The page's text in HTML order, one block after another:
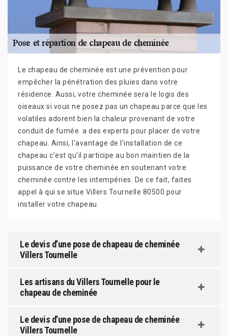
Le chapeau de cheminée est une prévention pour
empêcher la pénétration des pluies dans votre
résidence. Aussi, votre cheminée sera le logis des
oiseaux si vous ne posez pas un chapeau parce que les
volatiles adorent bien la chaleur provenant de votre
conduit de fumée. a des experts pour placer de votre
chapeau. Ainsi, l’avantage de l’installation de ce
chapeau c’est qu’il participe au bon maintien de la
puissance de votre cheminée en soutenant votre
cheminée contre les intempéries. De ce fait, faites
appel à qui se situe Villers Tournelle 80500 pour
installer votre chapeau.
Le devis d’une pose de chapeau de cheminée
Villers Tournelle
Les artisans du Villers Tournelle pour le
chapeau de cheminée
Le devis d’une pose de chapeau de cheminée
Villers Tournelle